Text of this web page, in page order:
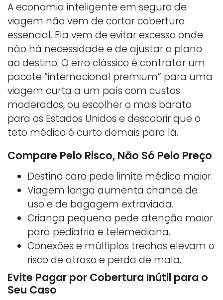
A economia inteligente em seguro de
viagem não vem de cortar cobertura
essencial. Ela vem de evitar excesso onde
não há necessidade e de ajustar o plano
ao destino. O erro clássico é contratar um
pacote “internacional premium” para uma
viagem curta a um país com custos
moderados, ou escolher o mais barato
para os Estados Unidos e descobrir que o
teto médico é curto demais para lá.
Compare Pelo Risco, Não Só Pelo Preço
Destino caro pede limite médico maior.
Viagem longa aumenta chance de
uso e de bagagem extraviada.
Criança pequena pede atenção maior
para pediatria e telemedicina.
Conexões e múltiplos trechos elevam o
risco de atraso e perda de mala.
Evite Pagar por Cobertura Inútil para o
Seu Caso